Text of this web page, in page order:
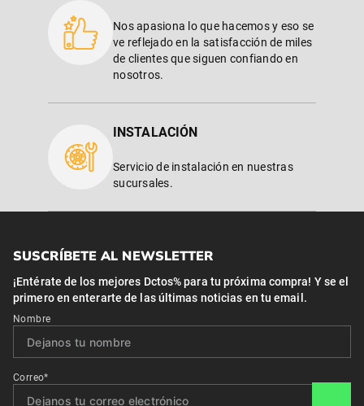
Nos apasiona lo que hacemos y eso se
ve reflejado en la satisfacción de miles
de clientes que siguen confiando en
nosotros.
INSTALACIÓN
Servicio de instalación en nuestras
sucursales.
SUSCRÍBETE AL NEWSLETTER
¡Entérate de los mejores Dctos% para tu próxima compra! Y se el
primero en enterarte de las últimas noticias en tu email.
Nombre
Correo*